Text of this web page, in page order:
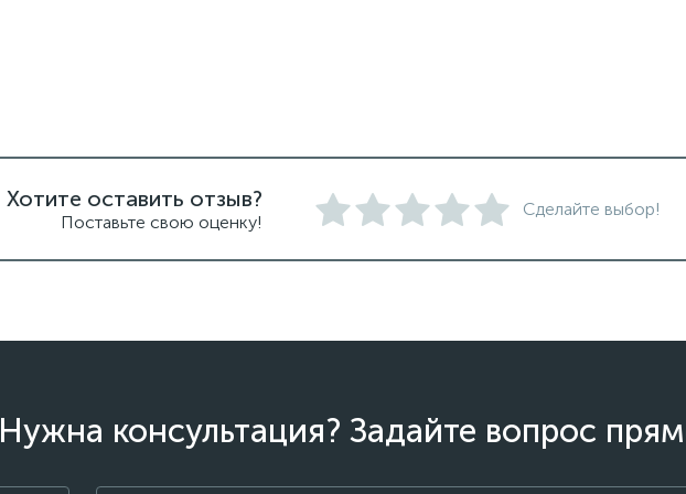
Хотите оставить отзыв?
Поставьте свою оценку!
Сделайте выбор!
Нужна консультация? Задайте вопрос